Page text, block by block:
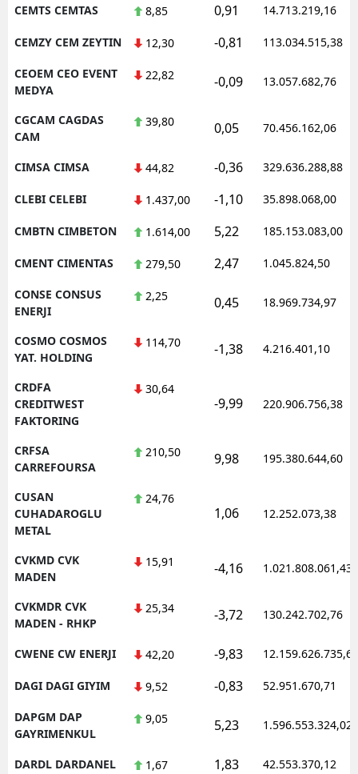
CEMTS CEMTAS 8,85 0,91 14.713.219,16
CEMZY CEM ZEYTIN 12,30 -0,81 113.034.515,38
CEOEM CEO EVENT
MEDYA
22,82 -0,09 13.057.682,76
CGCAM CAGDAS
CAM
39,80 0,05 70.456.162,06
CIMSA CIMSA 44,82 -0,36 329.636.288,88
CLEBI CELEBI 1.437,00 -1,10 35.898.068,00
CMBTN CIMBETON 1.614,00 5,22 185.153.083,00
CMENT CIMENTAS 279,50 2,47 1.045.824,50
CONSE CONSUS
ENERJI
2,25 0,45 18.969.734,97
COSMO COSMOS
YAT. HOLDING
114,70 -1,38 4.216.401,10
CRDFA
CREDITWEST
FAKTORING
30,64
-9,99 220.906.756,38
CRFSA
CARREFOURSA
210,50 9,98 195.380.644,60
CUSAN
CUHADAROGLU
METAL
24,76
1,06 12.252.073,38
CVKMD CVK
MADEN
15,91 -4,16 1.021.808.061,43
CVKMDR CVK
MADEN - RHKP
25,34 -3,72 130.242.702,76
CWENE CW ENERJI 42,20 -9,83 12.159.626.735,62
DAGI DAGI GIYIM 9,52 -0,83 52.951.670,71
DAPGM DAP
GAYRIMENKUL
9,05 5,23 1.596.553.324,02
DARDL DARDANEL 1,67 1,83 42.553.370,12